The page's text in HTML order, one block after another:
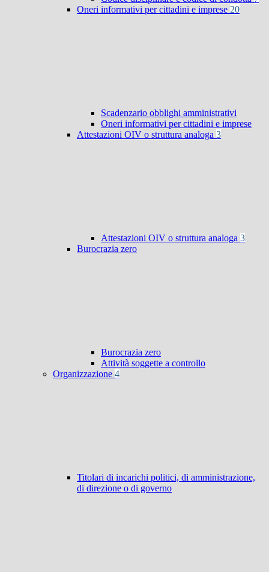
Oneri informativi per cittadini e imprese 20
Scadenzario obblighi amministrativi
Oneri informativi per cittadini e imprese
Attestazioni OIV o struttura analoga 3
Attestazioni OIV o struttura analoga 3
Burocrazia zero
Burocrazia zero
Attività soggette a controllo
Organizzazione 4
Titolari di incarichi politici, di amministrazione,
di direzione o di governo